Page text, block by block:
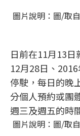
圖片說明：圖/取
日前在11月13
12月28日、
停駛，每日的晚
分個人預約或團
週三及週五的時
圖片說明：圖/取